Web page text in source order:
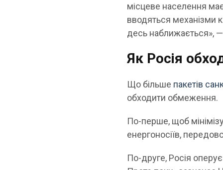
місцеве населення
вводяться механізми
десь наближається», —
Як Росія
Що більше пакетів
обходити обмеження.
По-перше, щоб
енергоносіїв,
По-друге, Росія